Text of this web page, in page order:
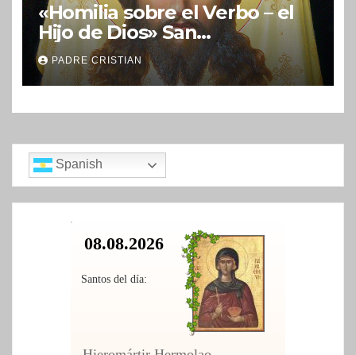
«Homilia sobre el Verbo – el
Hijo de Dios» San
Nicolás (Velimírovich)
PADRE CRISTIAN
Spanish